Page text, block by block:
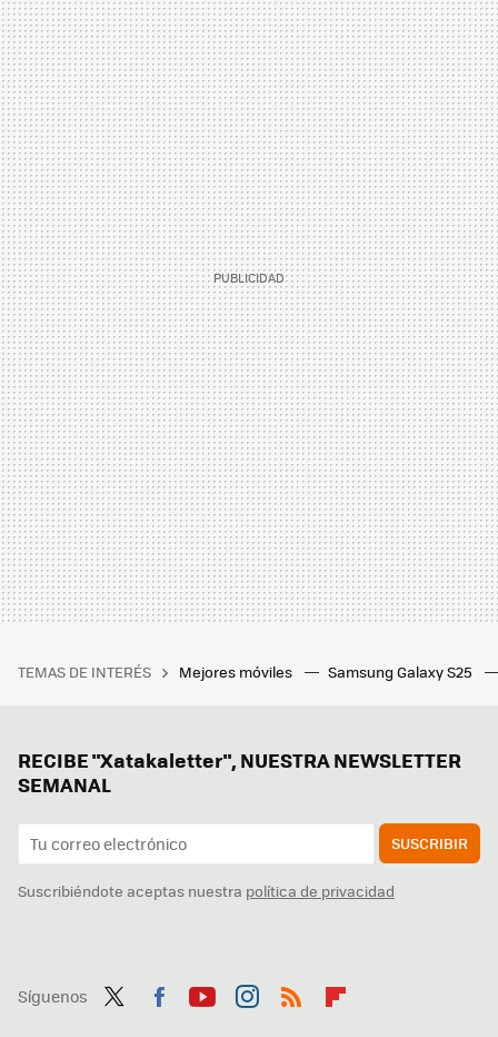
TEMAS DE INTERÉS Mejores móviles Samsung Galaxy S25
RECIBE "Xatakaletter", NUESTRA NEWSLETTER
SEMANAL
SUSCRIBIR
Suscribiéndote aceptas nuestra política de privacidad
Síguenos